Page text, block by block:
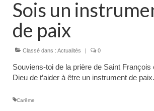
Sainte Emilie
La Congrégation
Sois un
de paix
Classé dans : Actualités 0
Souviens-toi de la prière de Saint François
Dieu de t’aider à être un instrument de paix.
Carême